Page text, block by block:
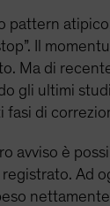
pattern
Il
Ma di
gli ultimi
fasi di
avviso è
registrato. Ad